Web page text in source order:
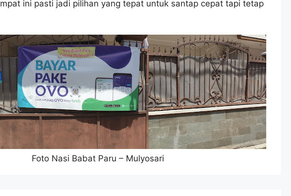
ini pasti jadi pilihan yang tepat untuk santap cepat tapi tetap
Foto Nasi Babat Paru – Mulyosari